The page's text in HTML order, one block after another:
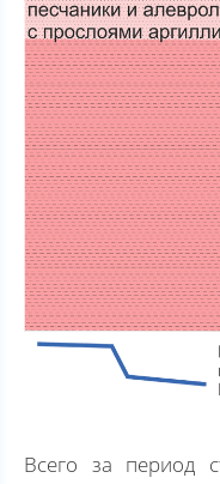
Всего за период